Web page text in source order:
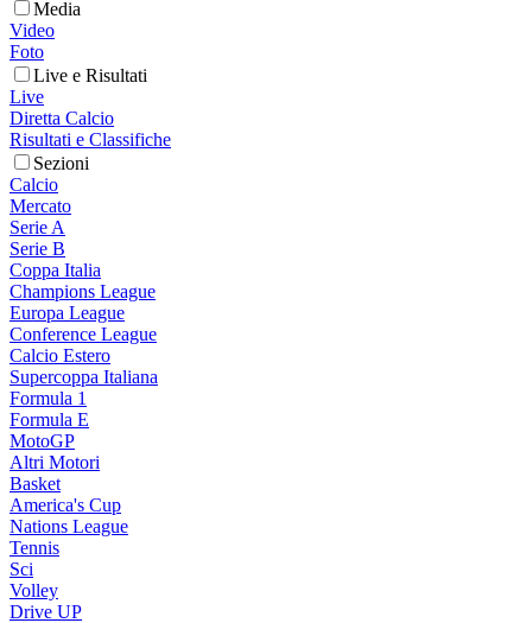
Media
Video
Foto
Live e Risultati
Live
Diretta Calcio
Risultati e Classifiche
Sezioni
Calcio
Mercato
Serie A
Serie B
Coppa Italia
Champions League
Europa League
Conference League
Calcio Estero
Supercoppa Italiana
Formula 1
Formula E
MotoGP
Altri Motori
Basket
America's Cup
Nations League
Tennis
Sci
Volley
Drive UP